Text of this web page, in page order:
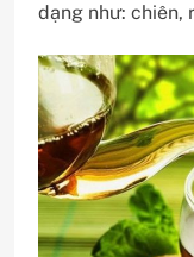
dạng như: chiên,